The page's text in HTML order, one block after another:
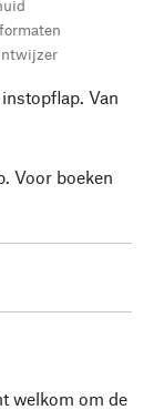
Van
Voor boeken
welkom om de